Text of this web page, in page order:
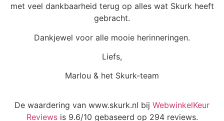
met veel dankbaarheid terug op alles wat Skurk heeft
gebracht.
Dankjewel voor alle mooie herinneringen.
Liefs,
Marlou & het Skurk-team
De waardering van www.skurk.nl bij WebwinkelKeur
Reviewsis 9.6/10 gebaseerd op 294 reviews.